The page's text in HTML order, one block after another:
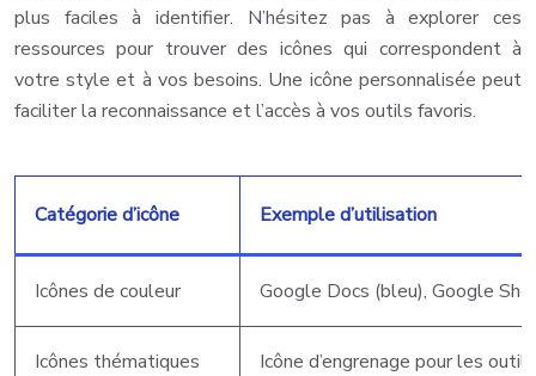
plus faciles à identifier. N’hésitez pas à explorer ces
ressources pour trouver des icônes qui correspondent à
votre style et à vos besoins. Une icône personnalisée peut
faciliter la reconnaissance et l’accès à vos outils favoris.
Catégorie d’icône Exemple d’utilisation
Icônes de couleur Google Docs (bleu), Google
Icônes thématiques Icône d’engrenage pour les